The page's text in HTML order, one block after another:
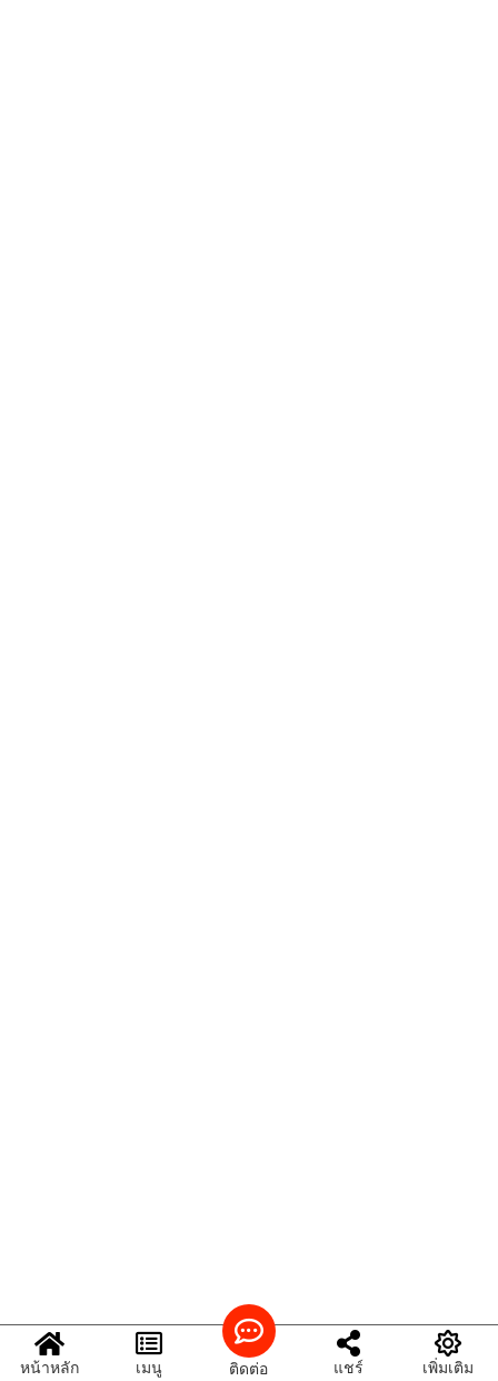
หน้าหลัก เมนู ติดต่อ แชร์ เพิ่มเติม